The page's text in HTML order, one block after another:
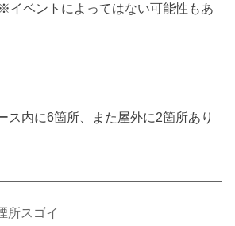
イベントによってはない可能性もあ
ス内に6箇所、また屋外に2箇所あり
所スゴイ